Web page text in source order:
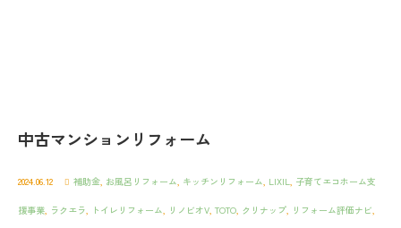
中古マンションリフォーム
2024.06.12 補助金 お風呂リフォーム キッチンリフォーム LIXIL 子育てエコホーム支
援事業 ラクエラ トイレリフォーム リノビオV TOTO クリナップ リフォーム評価ナビ